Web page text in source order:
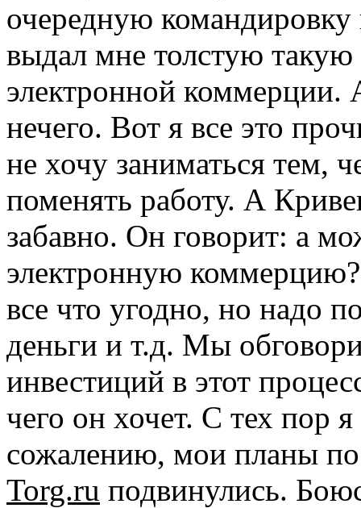
очередную
выдал мне толстую
электронной коммерции.
нечего. Вот я все это
не хочу заниматься тем,
поменять работу. А
забавно. Он говорит: а
электронную
все что угодно, но надо
деньги и т.д. Мы
инвестиций в этот
чего он хочет. С тех пор
сожалению, мои планы
Torg.ru подвинулись.